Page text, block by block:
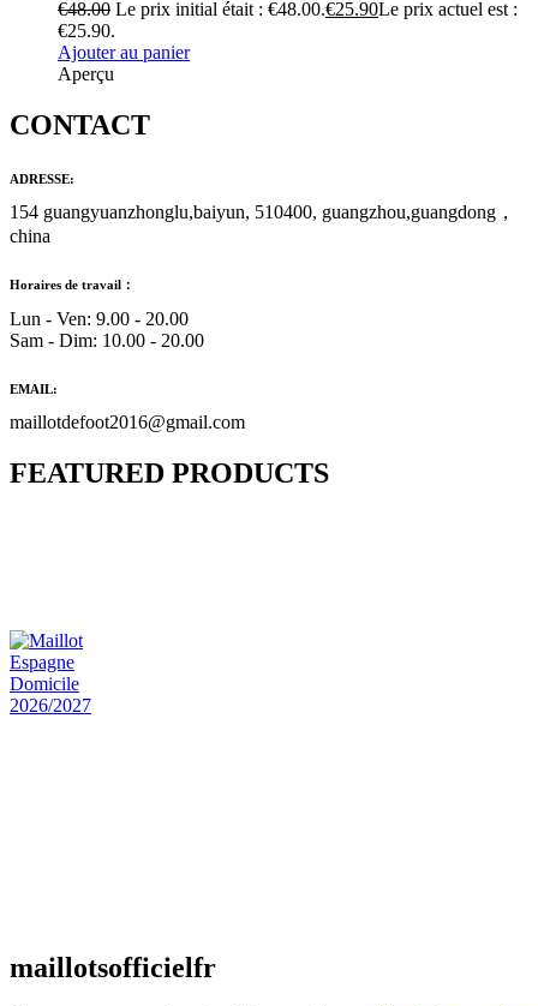
€48.00 Le prix initial était : €48.00.€25.90Le prix actuel est :
€25.90.
Ajouter au panier
Aperçu
CONTACT
ADRESSE:
154 guangyuanzhonglu,baiyun, 510400, guangzhou,guangdong，
china
Horaires de travail：
Lun - Ven: 9.00 - 20.00
Sam - Dim: 10.00 - 20.00
EMAIL:
maillotdefoot2016@gmail.com
FEATURED PRODUCTS
maillotsofficielfr